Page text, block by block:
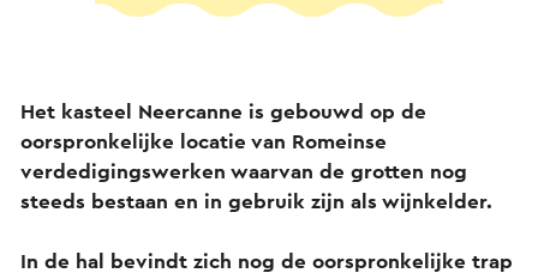
Het kasteel Neercanne is gebouwd op de
oorspronkelijke locatie van Romeinse
verdedigingswerken waarvan de grotten nog
steeds bestaan en in gebruik zijn als wijnkelder.
In de hal bevindt zich nog de oorspronkelijke trap